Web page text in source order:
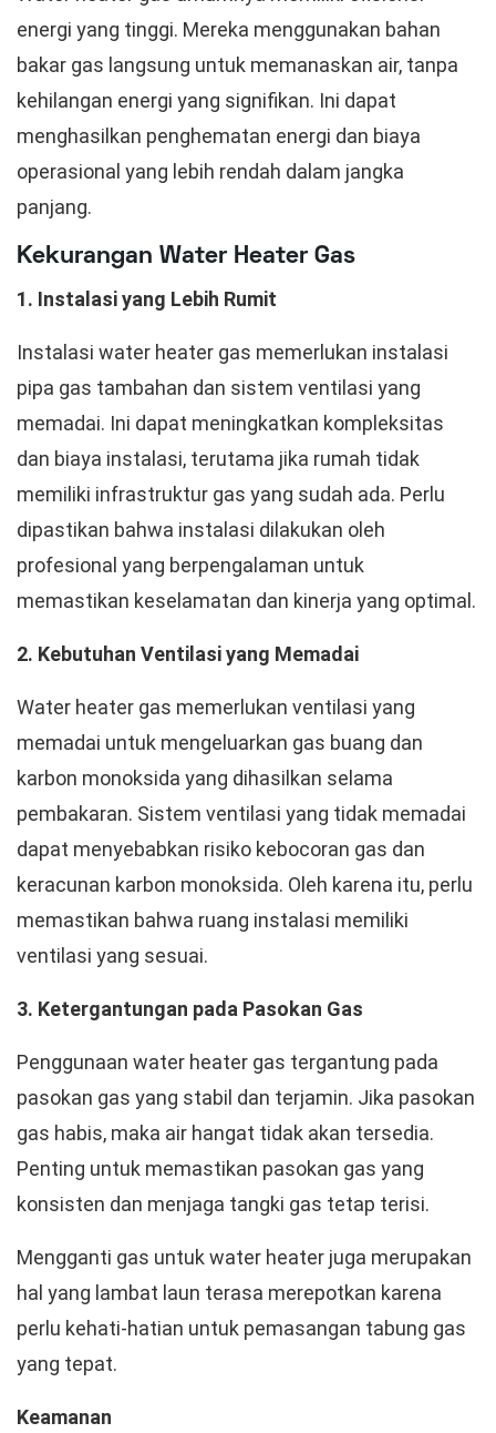
energi yang tinggi. Mereka menggunakan bahan
bakar gas langsung untuk memanaskan air, tanpa
kehilangan energi yang signifikan. Ini dapat
menghasilkan penghematan energi dan biaya
operasional yang lebih rendah dalam jangka
panjang.
Kekurangan Water Heater Gas
1. Instalasi yang Lebih Rumit
Instalasi water heater gas memerlukan instalasi
pipa gas tambahan dan sistem ventilasi yang
memadai. Ini dapat meningkatkan kompleksitas
dan biaya instalasi, terutama jika rumah tidak
memiliki infrastruktur gas yang sudah ada. Perlu
dipastikan bahwa instalasi dilakukan oleh
profesional yang berpengalaman untuk
memastikan keselamatan dan kinerja yang optimal.
2. Kebutuhan Ventilasi yang Memadai
Water heater gas memerlukan ventilasi yang
memadai untuk mengeluarkan gas buang dan
karbon monoksida yang dihasilkan selama
pembakaran. Sistem ventilasi yang tidak memadai
dapat menyebabkan risiko kebocoran gas dan
keracunan karbon monoksida. Oleh karena itu, perlu
memastikan bahwa ruang instalasi memiliki
ventilasi yang sesuai.
3. Ketergantungan pada Pasokan Gas
Penggunaan water heater gas tergantung pada
pasokan gas yang stabil dan terjamin. Jika pasokan
gas habis, maka air hangat tidak akan tersedia.
Penting untuk memastikan pasokan gas yang
konsisten dan menjaga tangki gas tetap terisi.
Mengganti gas untuk water heater juga merupakan
hal yang lambat laun terasa merepotkan karena
perlu kehati-hatian untuk pemasangan tabung gas
yang tepat.
Keamanan